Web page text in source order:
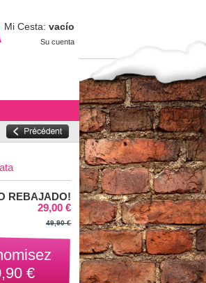
Mi Cesta: vacío
Su cuenta
REBAJADO!
29,00 €
49,90 €
€